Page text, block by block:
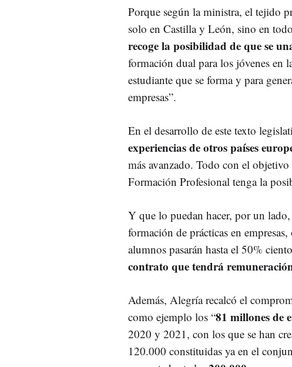
Porque según la ministra, el tejido
solo en Castilla y León, sino en
recoge la posibilidad de que se
formación dual para los jóvenes en
estudiante que se forma y para
empresas”.
En el desarrollo de este texto
experiencias de otros países
más avanzado. Todo con el
Formación Profesional tenga la
Y que lo puedan hacer, por un
formación de prácticas en
alumnos pasarán hasta el 50%
contrato que tendrá
Además, Alegría recalcó el
como ejemplo los “81 millones de
2020 y 2021, con los que se han
120.000 constituidas ya en el